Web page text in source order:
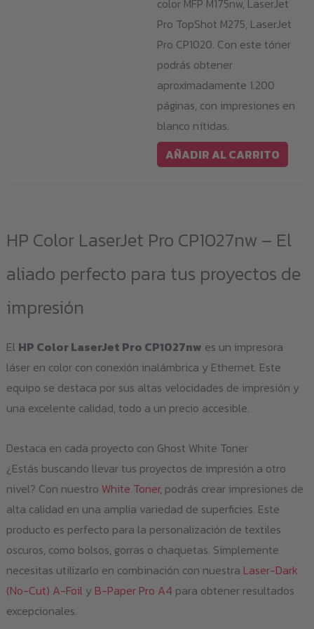
Pro TopShot M275, LaserJet
Pro CP1020. Con este tóner
podrás obtener
aproximadamente 1.200
páginas, con impresiones en
blanco nítidas.
AÑADIR AL CARRITO
HP Color LaserJet Pro CP1027nw – El
aliado perfecto para tus proyectos de
impresión
El HP Color LaserJet Pro CP1027nw es un impresora
láser en color con conexión inalámbrica y Ethernet. Este
equipo se destaca por sus altas velocidades de impresión y
una excelente calidad, todo a un precio accesible.
Destaca en cada proyecto con Ghost White Toner
¿Estás buscando llevar tus proyectos de impresión a otro
nivel? Con nuestro White Toner, podrás crear impresiones de
alta calidad en una amplia variedad de superficies. Este
producto es perfecto para la personalización de textiles
oscuros, como bolsos, gorras o chaquetas. Simplemente
necesitas utilizarlo en combinación con nuestra Laser-Dark
(No-Cut) A-Foily B-Paper Pro A4 para obtener resultados
excepcionales.